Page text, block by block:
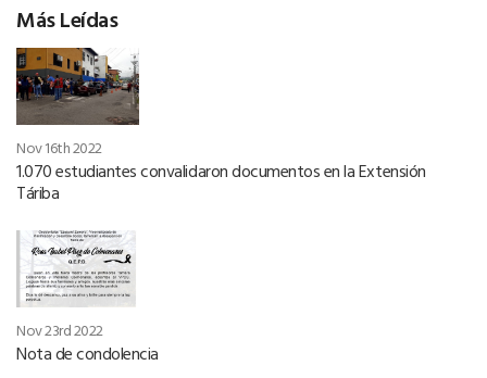
Más Leídas
Nov 16th 2022
1.070 estudiantes convalidaron documentos en la Extensión
Táriba
Nov 23rd 2022
Nota de condolencia